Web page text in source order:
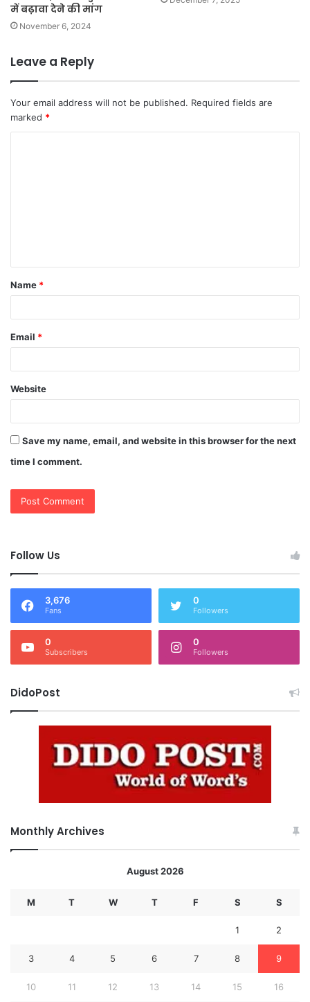
में बढ़ावा देने की मांग
November 6, 2024
Leave a Reply
Your email address will not be published. Required fields are
marked *
t
*
Name *
Email *
Website
Save my name, email, and website in this browser for the next
time I comment.
Follow Us
3,676
Fans
0
Followers
0
Subscribers
0
Followers
DidoPost
Monthly Archives
August 2026
M T W T F S S
1 2
3 4 5 6 7 8 9
10 11 12 13 14 15 16